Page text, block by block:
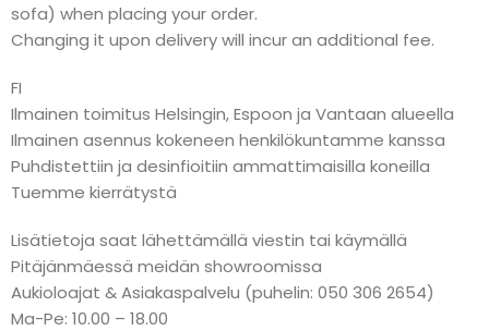
sofa) when placing your order.
Changing it upon delivery will incur an additional fee.
FI
Ilmainen toimitus Helsingin, Espoon ja Vantaan alueella
Ilmainen asennus kokeneen henkilökuntamme kanssa
Puhdistettiin ja desinfioitiin ammattimaisilla koneilla
Tuemme kierrätystä
Lisätietoja saat lähettämällä viestin tai käymällä
Pitäjänmäessä meidän showroomissa
Aukioloajat & Asiakaspalvelu (puhelin: 050 306 2654)
Ma-Pe: 10.00 – 18.00